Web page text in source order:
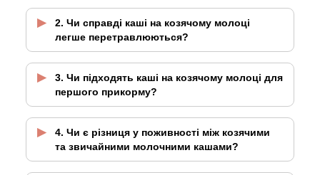
2. Чи справді каші на козячому молоці
легше перетравлюються?
3. Чи підходять каші на козячому молоці для
першого прикорму?
4. Чи є різниця у поживності між козячими
та звичайними молочними кашами?